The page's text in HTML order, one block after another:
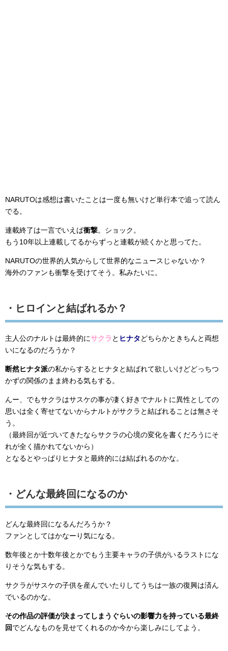
NARUTOは感想は書いたことは一度も無いけど単行本で追って読ん
でる。
連載終了は一言でいえば衝撃。ショック。
もう10年以上連載してるからずっと連載が続くかと思ってた。
NARUTOの世界的人気からして世界的なニュースじゃないか？
海外のファンも衝撃を受けてそう。私みたいに。
・ヒロインと結ばれるか？
主人公のナルトは最終的にサクラ と ヒナタ どちらかときちんと両想
いになるのだろうか？
断然ヒナタ派の私からするとヒナタと結ばれて欲しいけどどっちつ
かずの関係のまま終わる気もする。
んー、でもサクラはサスケの事が凄く好きでナルトに異性としての
思いは全く寄せてないからナルトがサクラと結ばれることは無さそ
う。
（最終回が近づいてきたならサクラの心境の変化を書くだろうにそ
れが全く描かれてないから）
となるとやっぱりヒナタと最終的には結ばれるのかな。
・どんな最終回になるのか
どんな最終回になるんだろうか？
ファンとしてはかなーり気になる。
数年後とか十数年後とかでもう主要キャラの子供がいるラストにな
りそうな気もする。
サクラがサスケの子供を産んでいたりしてうちは一族の復興は済ん
でいるのかな。
その作品の評価が決まってしまうぐらいの影響力を持っている最終
回でどんなものを見せてくれるのか今から楽しみにしてよう。